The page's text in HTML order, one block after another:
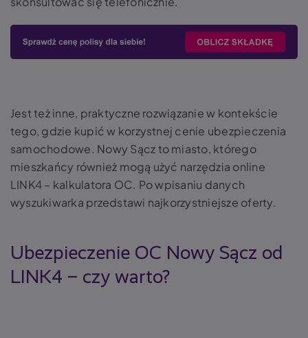
Jest też inne, praktyczne rozwiązanie w kontekście
tego, gdzie kupić w korzystnej cenie ubezpieczenia
samochodowe. Nowy Sącz to miasto, którego
mieszkańcy również mogą użyć narzędzia online
LINK4 – kalkulatora OC. Po wpisaniu danych
wyszukiwarka przedstawi najkorzystniejsze oferty.
Ubezpieczenie OC Nowy Sącz od
LINK4 – czy warto?